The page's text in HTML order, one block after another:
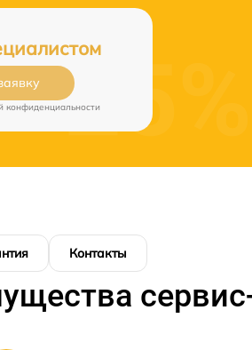
конфиденциальности
Контакты